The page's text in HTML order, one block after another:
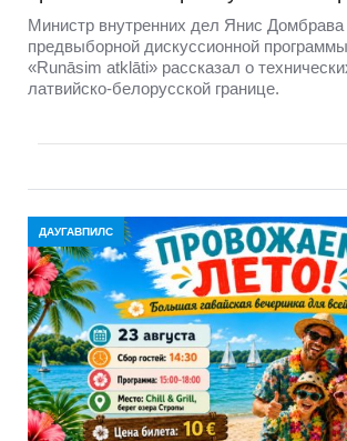
Министр внутренних дел Янис
предвыборной дискуссионной
«Runāsim atklāti» рассказал о
латвийско-белорусской границе.
ДАУГАВПИЛС